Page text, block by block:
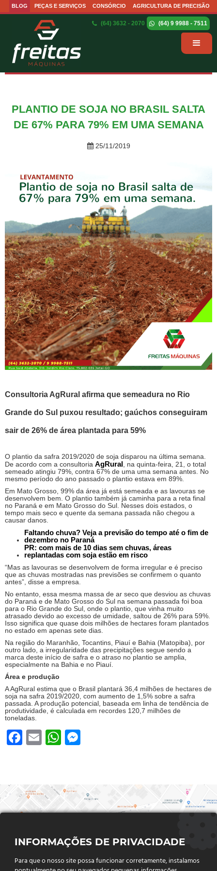
BLOG PEÇAS E SERVIÇOS CONSÓRCIO AGRICULTURA DE PRECISÃO
(64) 3632 - 2070 (64) 9 9988 - 7511
PLANTIO DE SOJA NO BRASIL SALTA
DE 67% PARA 79% EM UMA SEMANA
25/11/2019
Consultoria AgRural afirma que semeadura no Rio
Grande do Sul puxou resultado; gaúchos conseguiram
sair de 26% de área plantada para 59%
O plantio da safra 2019/2020 de soja disparou na última semana.
De acordo com a consultoria AgRural , na quinta-feira, 21, o total
semeado atingiu 79%, contra 67% de uma uma semana antes. No
mesmo período do ano passado o plantio estava em 89%.
Em Mato Grosso, 99% da área já está semeada e as lavouras se
desenvolvem bem. O plantio também já caminha para a reta final
no Paraná e em Mato Grosso do Sul. Nesses dois estados, o
tempo mais seco e quente da semana passada não chegou a
causar danos.
Faltando chuva? Veja a previsão do tempo até o fim de
dezembro no Paraná
PR: com mais de 10 dias sem chuvas, áreas
replantadas com soja estão em risco
“Mas as lavouras se desenvolvem de forma irregular e é preciso
que as chuvas mostradas nas previsões se confirmem o quanto
antes”, disse a empresa.
No entanto, essa mesma massa de ar seco que desviou as chuvas
do Paraná e de Mato Grosso do Sul na semana passada foi boa
para o Rio Grande do Sul, onde o plantio, que vinha muito
atrasado devido ao excesso de umidade, saltou de 26% para 59%.
Isso significa que quase dois milhões de hectares foram plantados
no estado em apenas sete dias.
Na região do Maranhão, Tocantins, Piauí e Bahia (Matopiba), por
outro lado, a irregularidade das precipitações segue sendo a
marca deste início de safra e o atraso no plantio se amplia,
especialmente na Bahia e no Piauí.
Área e produção
A AgRural estima que o Brasil plantará 36,4 milhões de hectares de
soja na safra 2019/2020, com aumento de 1,5% sobre a safra
passada. A produção potencial, baseada em linha de tendência de
produtividade, é calculada em recordes 120,7 milhões de
toneladas.
Facebook
EmailWhatsApp
INFORMAÇÕES DE PRIVACIDADE
Para que o nosso site possa funcionar corretamente, instalamos